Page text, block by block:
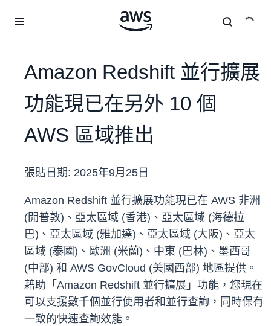
Amazon Redshift 並行擴展
功能現已在另外 10 個
AWS 區域推出
張貼日期: 2025年9月25日
Amazon Redshift 並行擴展功能現已在 AWS 非洲
(開普敦)、亞太區域 (香港)、亞太區域 (海德拉
巴)、亞太區域 (雅加達)、亞太區域 (大阪)、亞太
區域 (泰國)、歐洲 (米蘭)、中東 (巴林)、墨西哥
(中部) 和 AWS GovCloud (美國西部) 地區提供。
藉助「Amazon Redshift 並行擴展」功能，您現在
可以支援數千個並行使用者和並行查詢，同時保有
一致的快速查詢效能。